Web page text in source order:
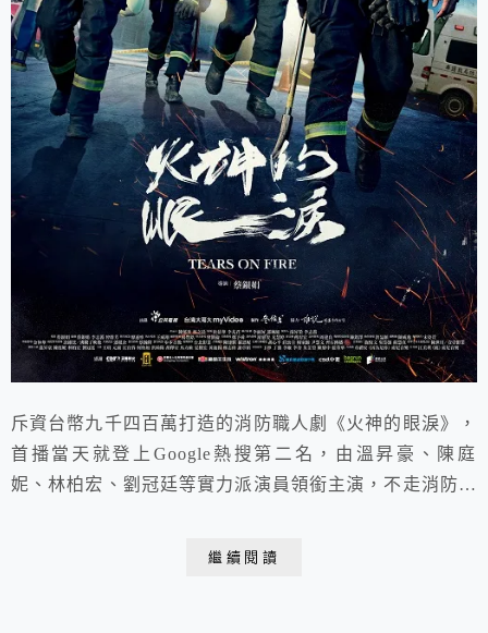
斥資台幣九千四百萬打造的消防職人劇《火神的眼淚》，
首播當天就登上Google熱搜第二名，由溫昇豪、陳庭
妮、林柏宏、劉冠廷等實力派演員領銜主演，不走消防劇
繼續閱讀